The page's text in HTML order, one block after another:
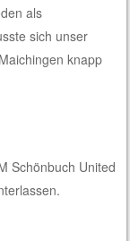
als
sich unser
knapp
Schönbuch United